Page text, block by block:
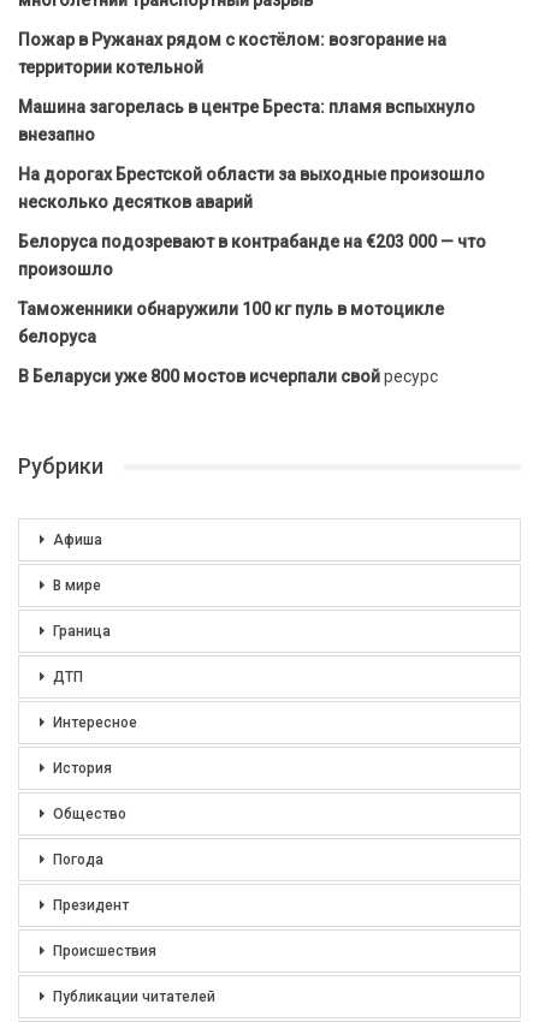
Пожар в Ружанах рядом с костёлом: возгорание на
территории котельной
Машина загорелась в центре Бреста: пламя вспыхнуло
внезапно
На дорогах Брестской области за выходные произошло
несколько десятков аварий
Белоруса подозревают в контрабанде на €203 000 — что
произошло
Таможенники обнаружили 100 кг пуль в мотоцикле
белоруса
В Беларуси уже 800 мостов исчерпали свойресурс
Рубрики
Афиша
В мире
Граница
ДТП
Интересное
История
Общество
Погода
Президент
Происшествия
Публикации читателей